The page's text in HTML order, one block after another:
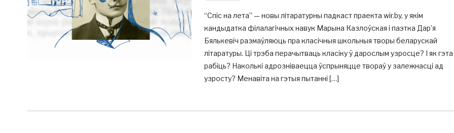
“Спіс на лета” — новы літаратурны падкаст праекта wir.by, у якім
кандыдатка філалагічных навук Марына Казлоўская і паэтка Дар’я
Бялькевіч размаўляюць пра класічныя школьныя творы беларускай
літаратуры. Ці трэба перачытваць класіку ў дарослым узросце? І як гэта
рабіць? Наколькі адрозніваецца ўспрыняцце твораў у залежнасці ад
узросту? Менавіта на гэтыя пытанні […]